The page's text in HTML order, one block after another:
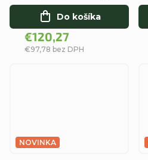
€97,78 bez DPH
€120,27
Do košíka
NOVINKA